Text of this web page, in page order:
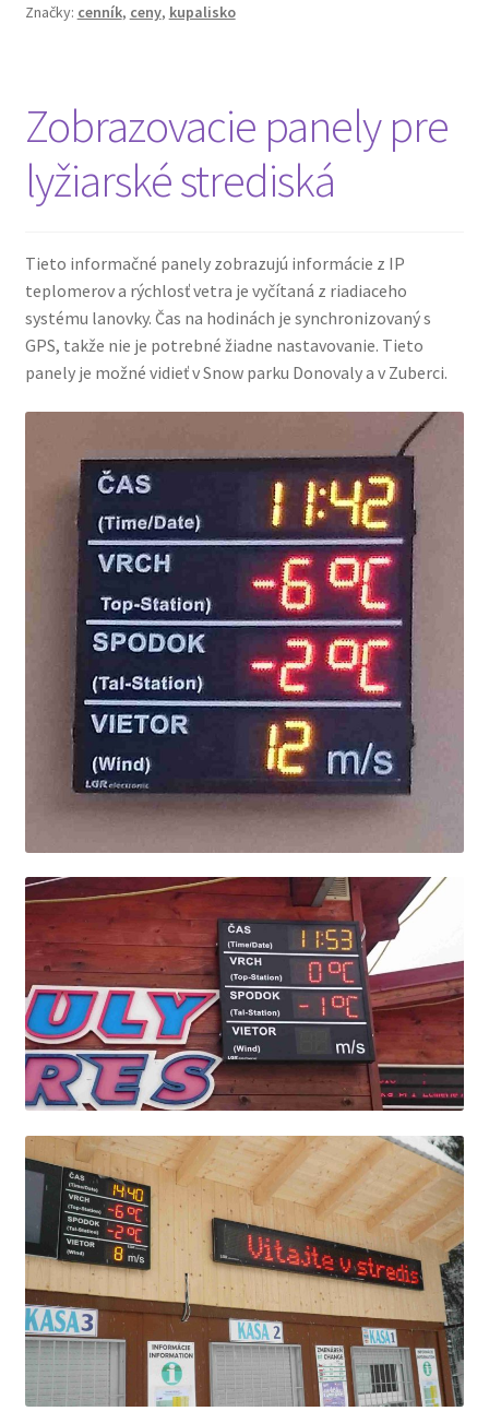
Značky: cenník, ceny, kupalisko
Zobrazovacie panely pre
lyžiarské strediská
Tieto informačné panely zobrazujú informácie z IP
teplomerov a rýchlosť vetra je vyčítaná z riadiaceho
systému lanovky. Čas na hodinách je synchronizovaný s
GPS, takže nie je potrebné žiadne nastavovanie. Tieto
panely je možné vidieť v Snow parku Donovaly a v Zuberci.